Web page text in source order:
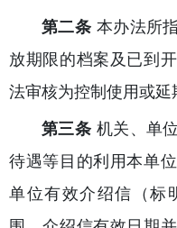
第二条 本办法所
放期限的档案及已到
法审核为控制使用或延
第三条 机关、单
待遇等目的利用本单
单位有效介绍信（标